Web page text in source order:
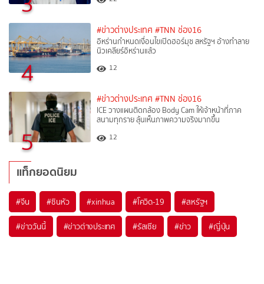
4
#ข่าวต่างประเทศ #TNN ช่อง16
อิหร่านกำหนดเงื่อนไขเปิดฮอร์มุซ สหรัฐฯ อ้างทำลาย
นิวเคลียร์อิหร่านแล้ว
12
5
#ข่าวต่างประเทศ #TNN ช่อง16
ICE วางแผนติดกล้อง Body Cam ให้เจ้าหน้าที่ภาค
สนามทุกราย ลุ้นเห็นภาพความจริงมากขึ้น
12
แท็กยอดนิยม
#จีน #ซินหัว #xinhua #โควิด-19 #สหรัฐฯ
#ข่าววันนี้ #ข่าวต่างประเทศ #รัสเซีย #ข่าว #ญี่ปุ่น